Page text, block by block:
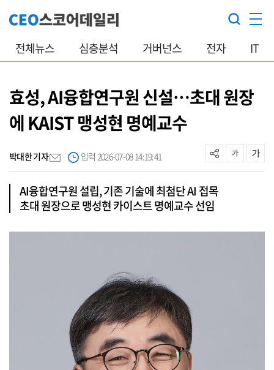
전체뉴스 심층분석 거버넌스 전자 IT
효성, AI융합연구원 신설…초대 원장
에 KAIST 맹성현 명예교수
박대한 기자 입력 2026-07-08 14:19:41
AI융합연구원 설립, 기존 기술에 최첨단 AI 접목
초대 원장으로 맹성현 카이스트 명예교수 선임